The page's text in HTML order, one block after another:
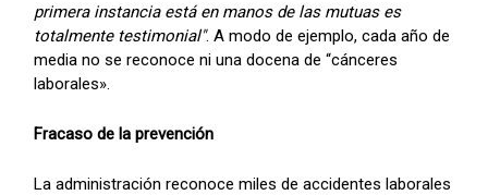
primera instancia está en manos de las mutuas es
totalmente testimonial". A modo de ejemplo, cada año de
media no se reconoce ni una docena de “cánceres
laborales».
Fracaso de la prevención
La administración reconoce miles de accidentes laborales